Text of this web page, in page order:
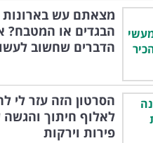
מצאתם עש בארונות
הבגדים או המטבח?
הדברים שחשוב
הסרטון הזה עזר לי
לאלוף חיתוך
פירות וירקות